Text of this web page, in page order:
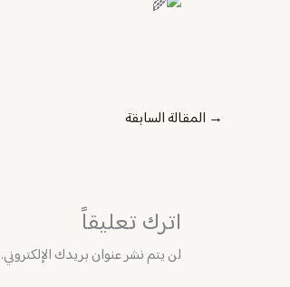
→ المقالة السابقة
اترك تعليقاً
لن يتم نشر عنوان بريدك الإلكتروني.